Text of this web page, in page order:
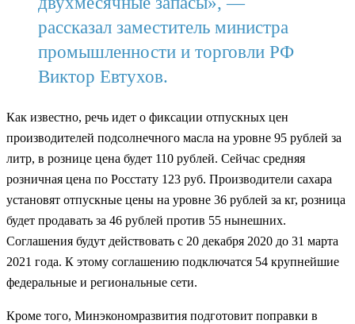
рассказал заместитель министра
промышленности и торговли РФ
Виктор Евтухов.
Как известно, речь идет о фиксации отпускных цен
производителей подсолнечного масла на уровне 95 рублей за
литр, в рознице цена будет 110 рублей. Сейчас средняя
розничная цена по Росстату 123 руб. Производители сахара
установят отпускные цены на уровне 36 рублей за кг, розница
будет продавать за 46 рублей против 55 нынешних.
Соглашения будут действовать с 20 декабря 2020 до 31 марта
2021 года. К этому соглашению подключатся 54 крупнейшие
федеральные и региональные сети.
Кроме того, Минэкономразвития подготовит поправки в